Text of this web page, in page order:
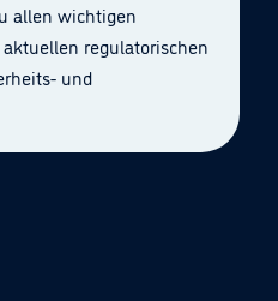
allen wichtigen
regulatorischen
und